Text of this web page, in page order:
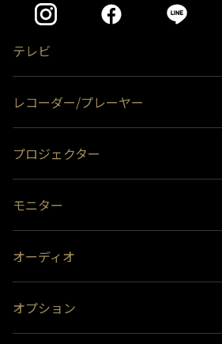
テレビ
レコーダー/プレーヤー
プロジェクター
モニター
オーディオ
オプション